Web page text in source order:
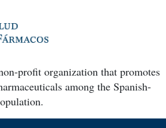
profit organization that promotes
among the Spanish-